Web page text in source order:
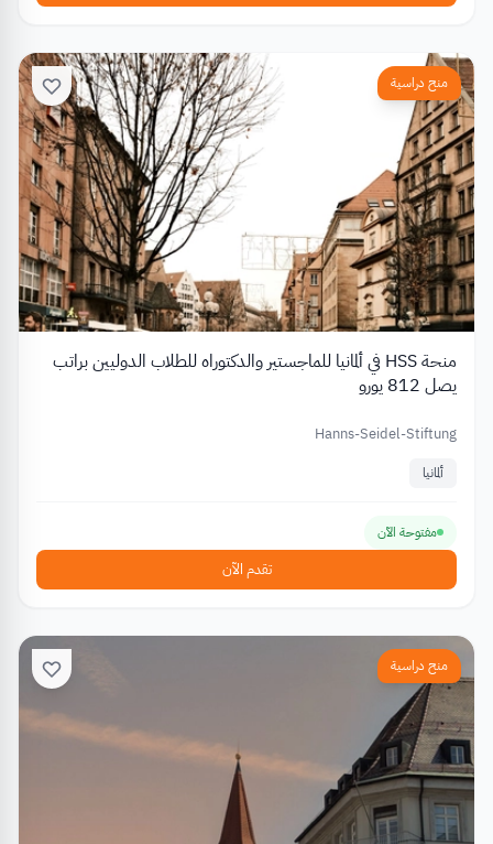
منح دراسية
منحة HSS في ألمانيا للماجستير والدكتوراه للطلاب الدوليين براتب
يصل 812 يورو
Hanns-Seidel-Stiftung
ألمانيا
مفتوحة الآن
تقدم الآن
منح دراسية